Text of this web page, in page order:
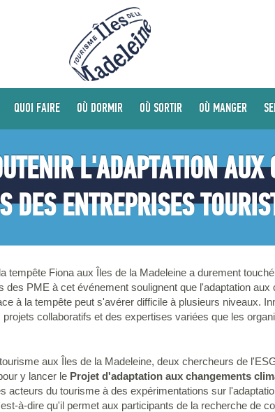
QUOI FAIRE OÙ DORMIR OÙ SORTIR OÙ MANGER
L'ADAPTATION AUX
DES ENTREPRISES
tempête Fiona aux Îles de la Madeleine a durement
PME à cet événement soulignent que l'adaptation
à la tempête peut s'avérer difficile à plusieurs niveaux.
collaboratifs et des expertises variées que les
aux Îles de la Madeleine, deux chercheurs de
y lancer le Projet d'adaptation aux changements
acteurs du tourisme à des expérimentations sur
à-dire qu'il permet aux participants de la recherche de